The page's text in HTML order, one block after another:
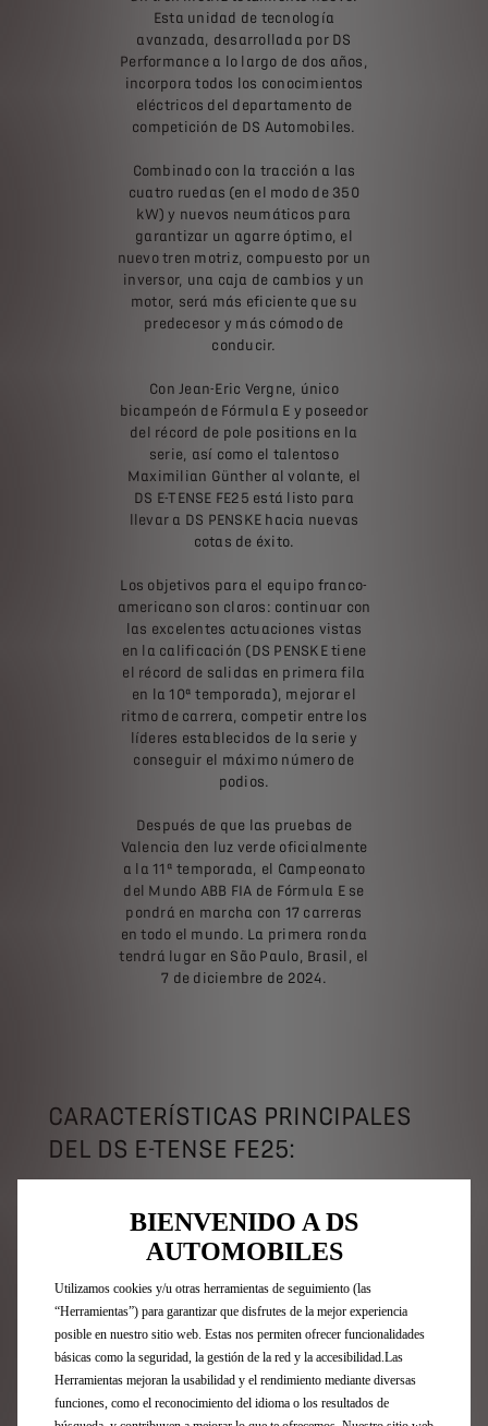
Esta unidad de tecnología
avanzada, desarrollada por DS
Performance a lo largo de dos años,
incorpora todos los conocimientos
eléctricos del departamento de
competición de DS Automobiles.
Combinado con la tracción a las
cuatro ruedas (en el modo de 350
kW) y nuevos neumáticos para
garantizar un agarre óptimo, el
nuevo tren motriz, compuesto por un
inversor, una caja de cambios y un
motor, será más eficiente que su
predecesor y más cómodo de
conducir.
Con Jean-Eric Vergne, único
bicampeón de Fórmula E y poseedor
del récord de pole positions en la
serie, así como el talentoso
Maximilian Günther al volante, el
DS E-TENSE FE25 está listo para
llevar a DS PENSKE hacia nuevas
cotas de éxito.
Los objetivos para el equipo franco-
americano son claros: continuar con
las excelentes actuaciones vistas
en la calificación (DS PENSKE tiene
el récord de salidas en primera fila
en la 10ª temporada), mejorar el
ritmo de carrera, competir entre los
líderes establecidos de la serie y
conseguir el máximo número de
podios.
Después de que las pruebas de
Valencia den luz verde oficialmente
a la 11ª temporada, el Campeonato
del Mundo ABB FIA de Fórmula E se
pondrá en marcha con 17 carreras
en todo el mundo. La primera ronda
tendrá lugar en São Paulo, Brasil, el
7 de diciembre de 2024.
CARACTERÍSTICAS PRINCIPALES
DEL DS E-TENSE FE25:
Tracción a las cuatro ruedas de 350 kW.
Potencia máxima: 350 kW (476 CV).
Velocidad máxima: 280 km/h (optimizada para
circuitos urbanos).
Aceleración de 0 a 100 km/h: menos de dos segundos.
Sistema de frenos eléctrico de cuatro ruedas (Brake-
Capacidad de recuperación de energía al frenar: 600
kW.
BIENVENIDO A DS
AUTOMOBILES
Utilizamos cookies y/u otras herramientas de seguimiento (las
“Herramientas”) para garantizar que disfrutes de la mejor experiencia
posible en nuestro sitio web. Estas nos permiten ofrecer funcionalidades
básicas como la seguridad, la gestión de la red y la accesibilidad.Las
Herramientas mejoran la usabilidad y el rendimiento mediante diversas
funciones, como el reconocimiento del idioma o los resultados de